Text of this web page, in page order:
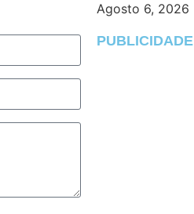
Agosto 6, 2026
PUBLICIDADE